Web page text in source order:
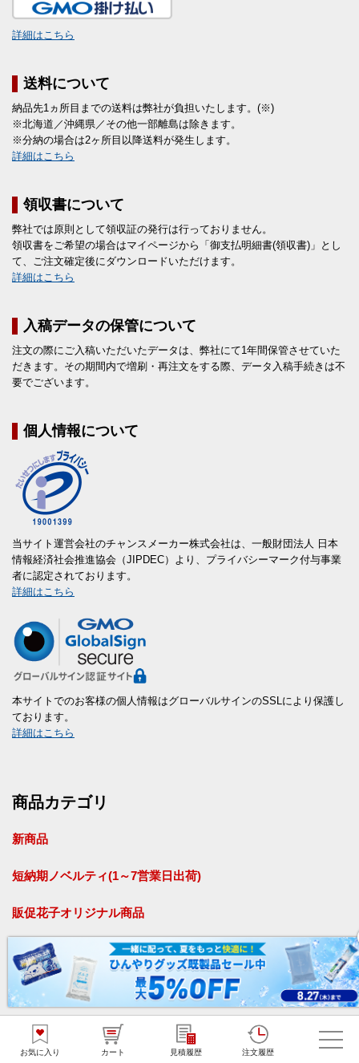
お気に入り カート 見積履歴 注文履歴
詳細はこちら
送料について
納品先1ヵ所目までの送料は弊社が負担いたします。(※)
※北海道／沖縄県／その他一部離島は除きます。
※分納の場合は2ヶ所目以降送料が発生します。
詳細はこちら
領収書について
弊社では原則として領収証の発行は行っておりません。
領収書をご希望の場合はマイページから「御支払明細書(領収書)」とし
て、ご注文確定後にダウンロードいただけます。
詳細はこちら
入稿データの保管について
注文の際にご入稿いただいたデータは、弊社にて1年間保管させていた
だきます。その期間内で増刷・再注文をする際、データ入稿手続きは不
要でございます。
個人情報について
当サイト運営会社のチャンスメーカー株式会社は、一般財団法人 日本
情報経済社会推進協会（JIPDEC）より、プライバシーマーク付与事業
者に認定されております。
詳細はこちら
本サイトでのお客様の個人情報はグローバルサインのSSLにより保護し
ております。
詳細はこちら
商品カテゴリ
新商品
短納期ノベルティ(1～7営業日出荷)
販促花子オリジナル商品
ばらまきノベルティ
お菓子
食品
飲料・ドリンク